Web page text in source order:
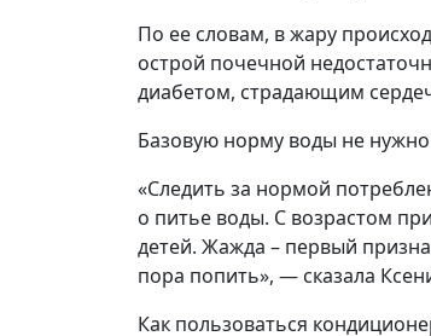
По ее словам, в жару
острой почечной
диабетом, страдающим
Базовую норму воды не нужно
«Следить за нормой
о питье воды. С возрастом
детей. Жажда – первый
пора попить», — сказала
Как пользоваться